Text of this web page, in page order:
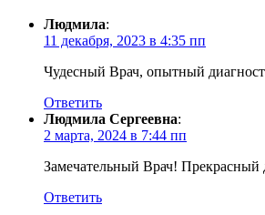
Людмила:
11 декабря, 2023 в 4:35 пп
Чудесный Врач, опытный
Ответить
Людмила Сергеевна:
2 марта, 2024 в 7:44 пп
Замечательный Врач! Прекрасный
Ответить